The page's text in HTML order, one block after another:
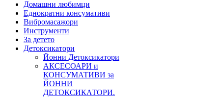
Домашни любимци
Еднократни консумативи
Вибромасажори
Инструменти
За детето
Детоксикатори
Йонни Детоксикатори
АКСЕСОАРИ и
КОНСУМАТИВИ за
ЙОННИ
ДЕТОКСИКАТОРИ.